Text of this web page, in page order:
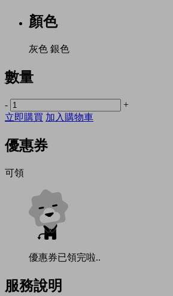
顏色
灰色 銀色
數量
-
+
立即購買 加入購物車
優惠券
可領
優惠券已領完啦..
服務說明